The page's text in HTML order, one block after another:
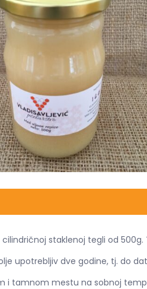
staklenoj tegli od
upotrebljiv dve godine, tj. do
i tamnom mestu na sobnoj